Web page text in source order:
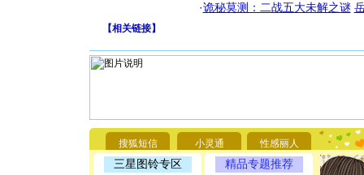
·诡秘莫测：二战五大未解之谜
【相关链接】
搜狐短信 小灵通 性感丽人
三星图铃专区 精品专题推荐
要平安！
[圣诞节]
能正大光
都要快乐